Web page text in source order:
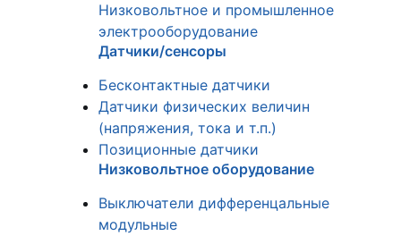
Низковольтное и промышленное
электрооборудование
Датчики/сенсоры
Бесконтактные датчики
Датчики физических величин
(напряжения, тока и т.п.)
Позиционные датчики
Низковольтное оборудование
Выключатели дифференцальные
модульные